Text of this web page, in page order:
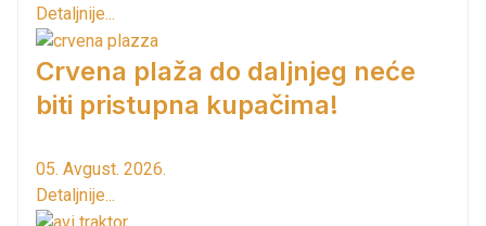
Detaljnije...
Crvena plaža do daljnjeg neće
biti pristupna kupačima!
05. Avgust. 2026.
Detaljnije...